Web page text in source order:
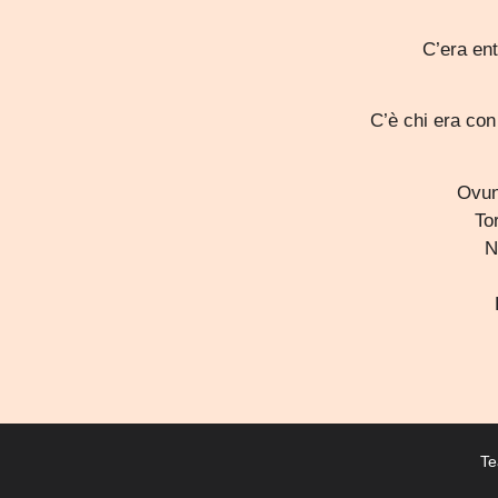
C’era
C’è chi era